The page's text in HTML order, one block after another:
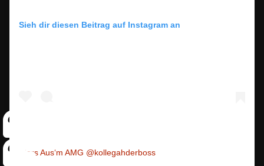
Sieh dir diesen Beitrag auf Instagram an
Bars Aus‘m AMG @kollegahderboss